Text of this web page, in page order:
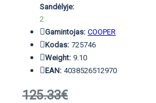
Sandėlyje:
2
Gamintojas: COOPER
Kodas: 725746
Weight: 9.10
EAN: 4038526512970
125.33€